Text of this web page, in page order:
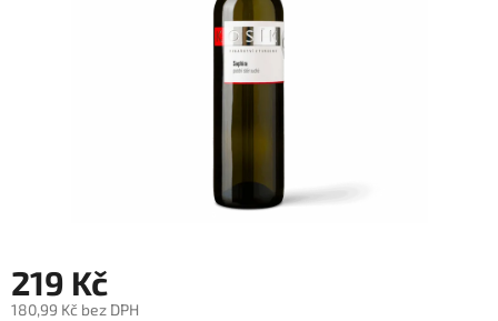
219 Kč
180,99 Kč bez DPH